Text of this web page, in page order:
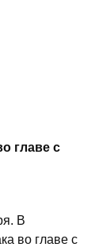
главе с
В
во главе с